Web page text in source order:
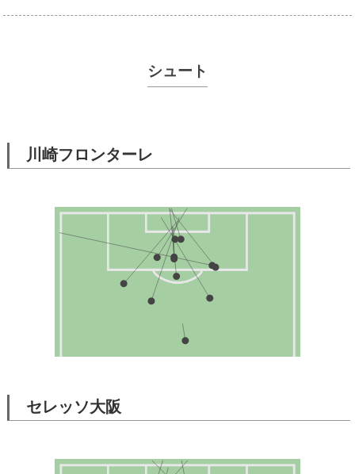
シュート
川崎フロンターレ
セレッソ大阪